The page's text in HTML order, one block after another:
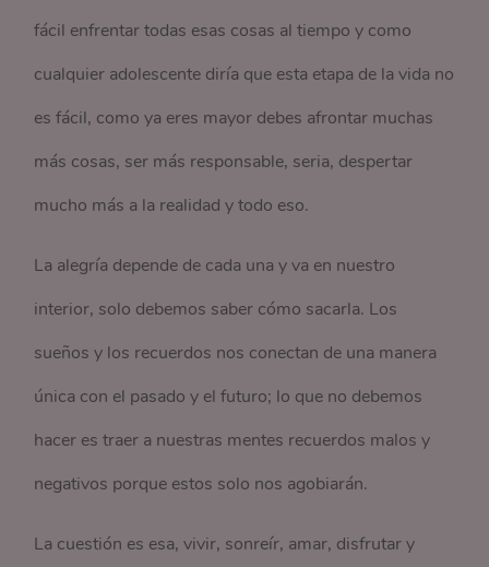
fácil enfrentar todas esas cosas al tiempo y como
cualquier adolescente diría que esta etapa de la vida no
es fácil, como ya eres mayor debes afrontar muchas
más cosas, ser más responsable, seria, despertar
mucho más a la realidad y todo eso.
La alegría depende de cada una y va en nuestro
interior, solo debemos saber cómo sacarla. Los
sueños y los recuerdos nos conectan de una manera
única con el pasado y el futuro; lo que no debemos
hacer es traer a nuestras mentes recuerdos malos y
negativos porque estos solo nos agobiarán.
La cuestión es esa, vivir, sonreír, amar, disfrutar y